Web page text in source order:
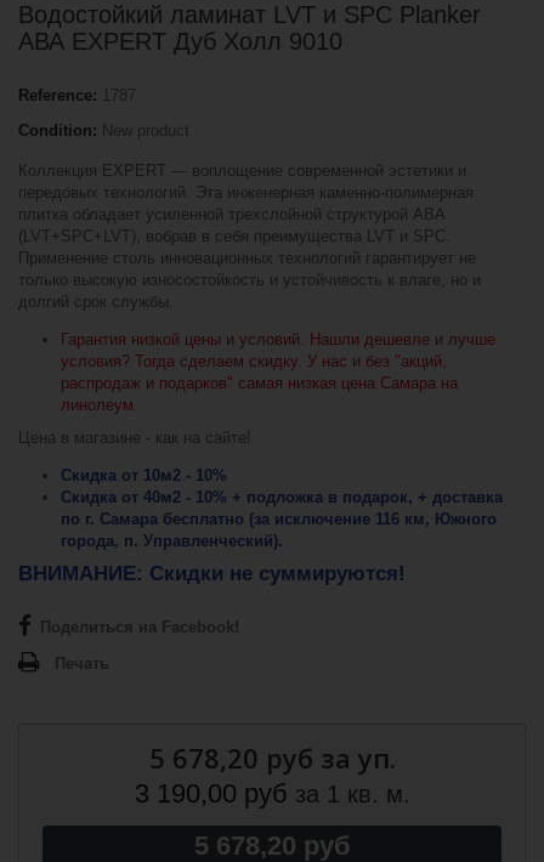
Водостойкий ламинат LVT и SPC Planker
АВА EXPERT Дуб Холл 9010
Reference: 1787
Condition: New product
Коллекция EXPERT — воплощение современной эстетики и
передовых технологий. Эта инженерная каменно-полимерная
плитка обладает усиленной трехслойной структурой ABA
(LVT+SPC+LVT), вобрав в себя преимущества LVT и SPC.
Применение столь инновационных технологий гарантирует не
только высокую износостойкость и устойчивость к влаге, но и
долгий срок службы.
Гарантия низкой цены и условий. Нашли дешевле и лучше
условия? Тогда сделаем скидку. У нас и без "акций,
распродаж и подарков" самая низкая цена Самара на
линолеум.
Цена в магазине - как на сайте!
Скидка от 10м2 - 10%
Скидка от 40м2 - 10% + подложка в подарок, + доставка
по г. Самара бесплатно (за исключение 116 км, Южного
города, п. Управленческий).
ВНИМАНИЕ: Скидки не суммируются!
Поделиться на Facebook!
Печать
5 678,20 руб за уп.
3 190,00 руб за 1 кв. м.
5 678,20 руб